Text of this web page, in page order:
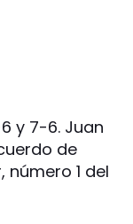
y 7-6. Juan
de
número 1 del